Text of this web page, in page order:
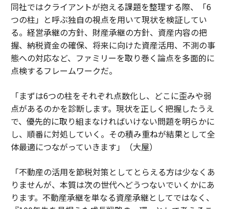
同社ではクライアントが抱える課題を整理する際、「6
つの柱」と呼ぶ独自の視点を用いて現状を検証してい
る。経営承継の方針、財産承継の方針、資産内容の把
握、納税資金の確保、将来に向けた資産活用、不測の事
態への対応など、ファミリーを取り巻く論点を多面的に
点検するフレームワークだ。
「まずは6つの柱をそれぞれ点数化し、どこに歪みや弱
点があるのかを診断します。現状を正しく把握したうえ
で、優先的に取り組まなければいけない問題を明らかに
し、順番に対処していく。その積み重ねが結果として全
体最適につながっていきます」（大屋）
「不動産の活用を節税対策としてとらえる方は少なくあ
りませんが、本質は次の世代へどうつないでいくかにあ
ります。不動産承継を単なる資産承継としてではなく、